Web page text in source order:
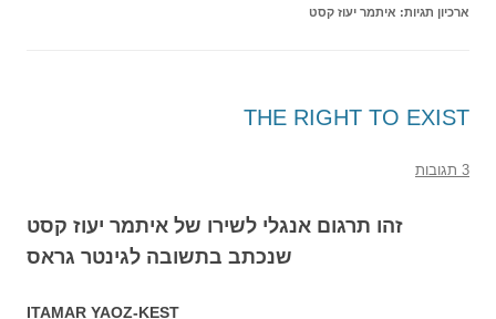
ארכיון תגיות: איתמר יעוז קסט
THE RIGHT TO EXIST
3 תגובות
זהו תרגום אנגלי לשירו של איתמר יעוז קסט
שנכתב בתשובה לגינטר גראס
ITAMAR YAOZ-KEST